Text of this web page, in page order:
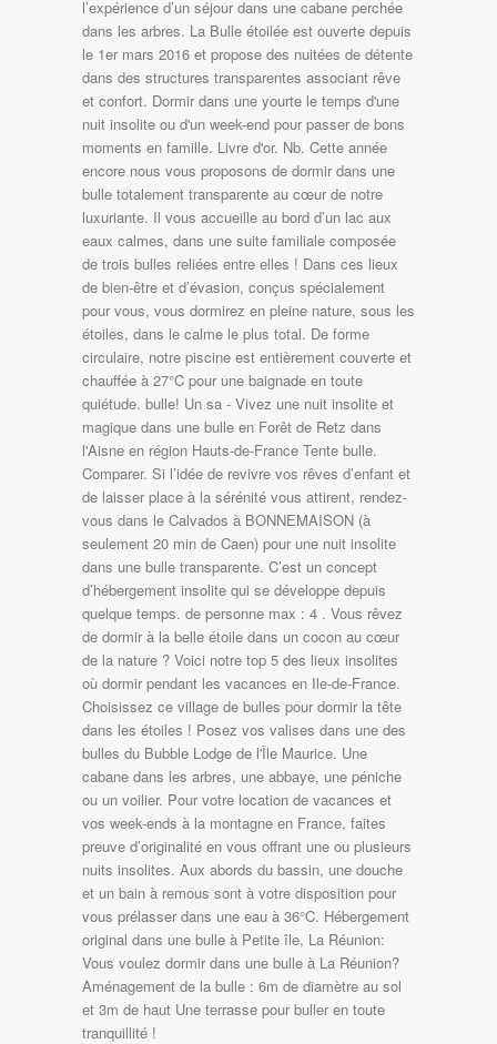
l’expérience d’un séjour dans une cabane perchée
dans les arbres. La Bulle étoilée est ouverte depuis
le 1er mars 2016 et propose des nuitées de détente
dans des structures transparentes associant rêve
et confort. Dormir dans une yourte le temps d'une
nuit insolite ou d'un week-end pour passer de bons
moments en famille. Livre d'or. Nb. Cette année
encore nous vous proposons de dormir dans une
bulle totalement transparente au cœur de notre
luxuriante. Il vous accueille au bord d’un lac aux
eaux calmes, dans une suite familiale composée
de trois bulles reliées entre elles ! Dans ces lieux
de bien-être et d’évasion, conçus spécialement
pour vous, vous dormirez en pleine nature, sous les
étoiles, dans le calme le plus total. De forme
circulaire, notre piscine est entièrement couverte et
chauffée à 27°C pour une baignade en toute
quiétude. bulle! Un sa - Vivez une nuit insolite et
magique dans une bulle en Forêt de Retz dans
l'Aisne en région Hauts-de-France Tente bulle.
Comparer. Si l’idée de revivre vos rêves d’enfant et
de laisser place à la sérénité vous attirent, rendez-
vous dans le Calvados à BONNEMAISON (à
seulement 20 min de Caen) pour une nuit insolite
dans une bulle transparente. C’est un concept
d’hébergement insolite qui se développe depuis
quelque temps. de personne max : 4 . Vous rêvez
de dormir à la belle étoile dans un cocon au cœur
de la nature ? Voici notre top 5 des lieux insolites
où dormir pendant les vacances en Ile-de-France.
Choisissez ce village de bulles pour dormir la tête
dans les étoiles ! Posez vos valises dans une des
bulles du Bubble Lodge de l'Île Maurice. Une
cabane dans les arbres, une abbaye, une péniche
ou un voilier. Pour votre location de vacances et
vos week-ends à la montagne en France, faites
preuve d’originalité en vous offrant une ou plusieurs
nuits insolites. Aux abords du bassin, une douche
et un bain à remous sont à votre disposition pour
vous prélasser dans une eau à 36°C. Hébergement
original dans une bulle à Petite île, La Réunion:
Vous voulez dormir dans une bulle à La Réunion?
Aménagement de la bulle : 6m de diamètre au sol
et 3m de haut Une terrasse pour buller en toute
tranquillité !